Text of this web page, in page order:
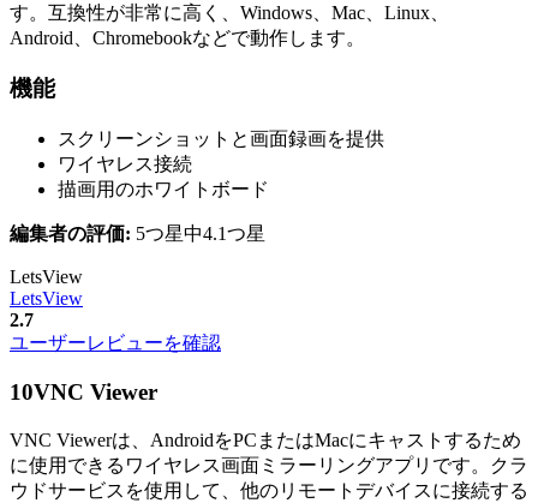
す。互換性が非常に高く、Windows、Mac、Linux、
Android、Chromebookなどで動作します。
機能
スクリーンショットと画面録画を提供
ワイヤレス接続
描画用のホワイトボード
編集者の評価: 5つ星中4.1つ星
LetsView
LetsView
2.7
ユーザーレビューを確認
10VNC Viewer
VNC Viewerは、AndroidをPCまたはMacにキャストするため
に使用できるワイヤレス画面ミラーリングアプリです。クラ
ウドサービスを使用して、他のリモートデバイスに接続する